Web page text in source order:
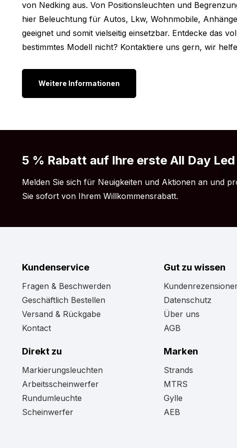
Länge: 119 cm
Höhe: 26 cm
Dicke: 1,5 cm
Andere Versionen:
Möchtest du ein LED Sign von Nedking, aber die Breite
suchst? Kein Problem! Das Nedking LED Sign ist auch in
Ihren Wünschen passt.
133 x 19 cm – R/S Highline
135 x 21 cm – R/S Highline
138 x 23 cm – R/S Highline
Sind Sie immer noch nicht davon überzeugt, dass
zu Ihrem LKW passt.
von Nedking aus. Von Positionsleuchten und
hier Beleuchtung für Autos, Lkw, Wohnmobile,
geeignet und somit vielseitig einsetzbar. Entdecke das
bestimmtes Modell nicht? Kontaktiere uns gern, wir
Weitere Informationen
5 % Rabatt auf Ihre erste All Day
Melden Sie sich für Neuigkeiten und Aktionen an und
Sie sofort von Ihrem Willkommensrabatt.
Kundenservice
Fragen & Beschwerden
Geschäftlich Bestellen
Versand & Rückgabe
Kontact
Gut zu wissen
Datenschutz
Über uns
AGB
Direkt zu
Markierungsleuchten
Arbeitsscheinwerfer
Rundumleuchte
Scheinwerfer
Marken
Strands
MTRS
Gylle
AEB